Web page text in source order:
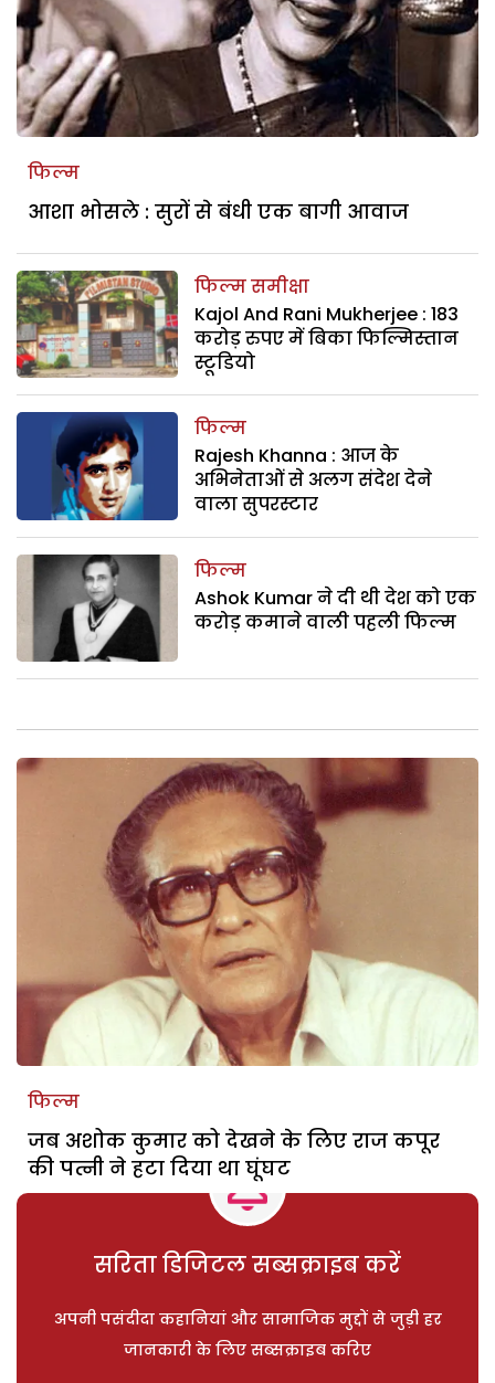
फिल्म
आशा भोसले : सुरों से बंधी एक बागी आवाज
फिल्म समीक्षा
Kajol And Rani Mukherjee : 183
करोड़ रुपए में बिका फिल्मिस्तान
स्टूडियो
फिल्म
Rajesh Khanna : आज के
अभिनेताओं से अलग संदेश देने
वाला सुपरस्टार
फिल्म
Ashok Kumar ने दी थी देश को एक
करोड़ कमाने वाली पहली फिल्म
फिल्म
जब अशोक कुमार को देखने के लिए राज कपूर
की पत्नी ने हटा दिया था घूंघट
सरिता डिजिटल सब्सक्राइब करें
अपनी पसंदीदा कहानियां और सामाजिक मुद्दों से जुड़ी हर
जानकारी के लिए सब्सक्राइब करिए